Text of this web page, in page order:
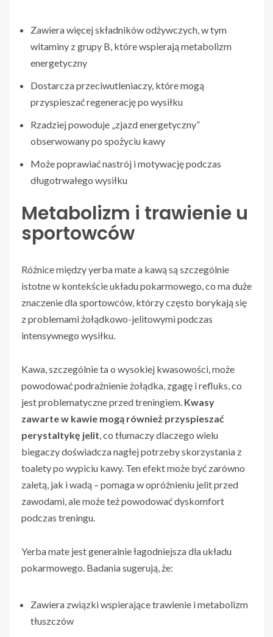
Zawiera więcej składników odżywczych, w tym
witaminy z grupy B, które wspierają metabolizm
energetyczny
Dostarcza przeciwutleniaczy, które mogą
przyspieszać regenerację po wysiłku
Rzadziej powoduje „zjazd energetyczny”
obserwowany po spożyciu kawy
Może poprawiać nastrój i motywację podczas
długotrwałego wysiłku
Metabolizm i trawienie u
sportowców
Różnice między yerba mate a kawą są szczególnie
istotne w kontekście układu pokarmowego, co ma duże
znaczenie dla sportowców, którzy często borykają się
z problemami żołądkowo-jelitowymi podczas
intensywnego wysiłku.
Kawa, szczególnie ta o wysokiej kwasowości, może
powodować podrażnienie żołądka, zgagę i refluks, co
jest problematyczne przed treningiem. Kwasy
zawarte w kawie mogą również przyspieszać
perystaltykę jelit , co tłumaczy dlaczego wielu
biegaczy doświadcza nagłej potrzeby skorzystania z
toalety po wypiciu kawy. Ten efekt może być zarówno
zaletą, jak i wadą – pomaga w opróżnieniu jelit przed
zawodami, ale może też powodować dyskomfort
podczas treningu.
Yerba mate jest generalnie łagodniejsza dla układu
pokarmowego. Badania sugerują, że:
Zawiera związki wspierające trawienie i metabolizm
tłuszczów